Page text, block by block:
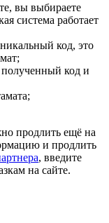
вы выбираете
система работает
код, это
полученный код и
продлить ещё на
и продлить
, введите
на сайте.